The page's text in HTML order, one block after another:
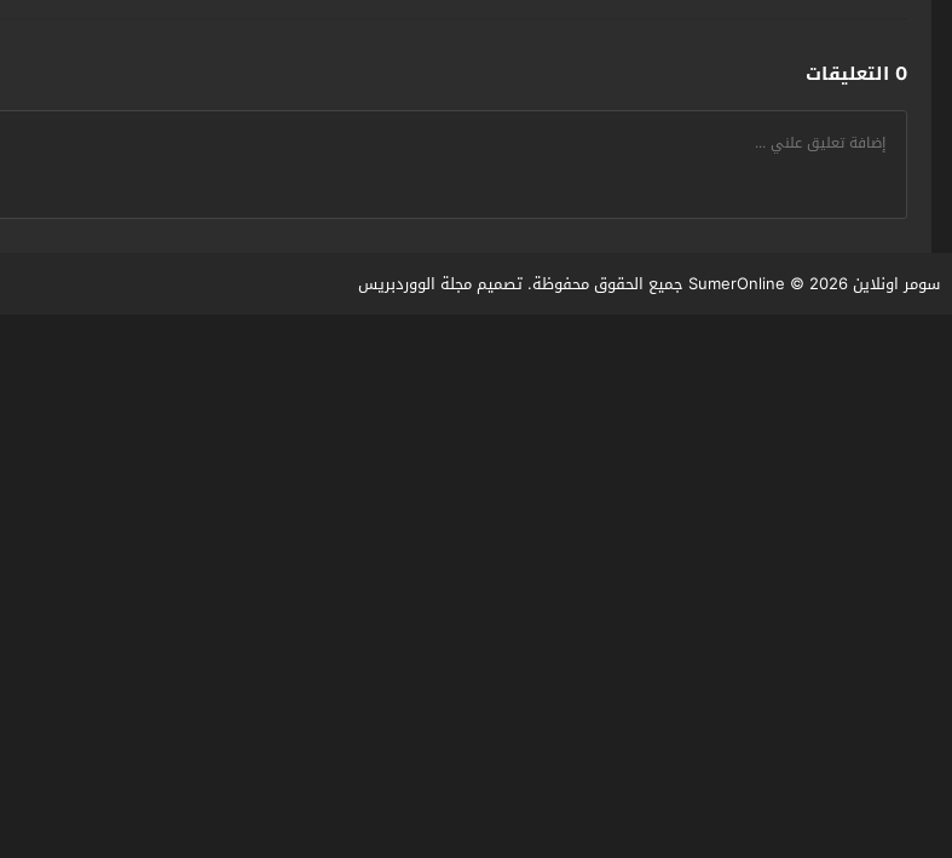
0 التعليقات
سومر اونلاين SumerOnline© 2026 جميع الحقوق محفوظة. تصميم مجلة الووردبريس